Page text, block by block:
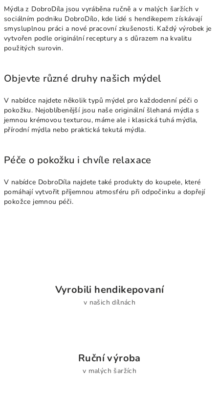
p
r
v
v
ý
p
i
s
u
Mýdla z DobroDíla jsou vyráběna ručně a v malých šaržích v
sociálním podniku DobroDílo, kde lidé s hendikepem získávají
smysluplnou práci a nové pracovní zkušenosti. Každý výrobek je
vytvořen podle originální receptury a s důrazem na kvalitu
použitých surovin.
Objevte různé druhy našich mýdel
V nabídce najdete několik typů mýdel pro každodenní péči o
pokožku. Nejoblíbenější jsou naše originální šlehaná mýdla s
jemnou krémovou texturou, máme ale i klasická tuhá mýdla,
přírodní mýdla nebo praktická tekutá mýdla.
Péče o pokožku i chvíle relaxace
V nabídce DobroDíla najdete také produkty do koupele, které
pomáhají vytvořit příjemnou atmosféru při odpočinku a dopřejí
pokožce jemnou péči.
Vyrobili hendikepovaní
v našich dílnách
Ruční výroba
v malých šaržích